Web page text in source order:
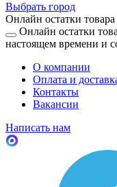
Выбрать город
Онлайн остатки товара
Онлайн остатки
настоящем времени и
О компании
Оплата и
Контакты
Вакансии
Написать нам